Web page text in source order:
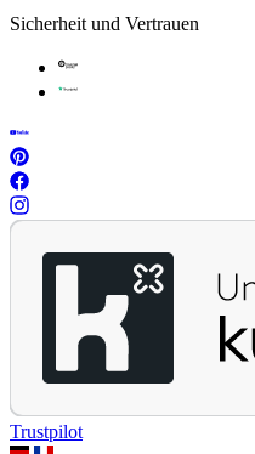
Sicherheit und Vertrauen
Trustpilot